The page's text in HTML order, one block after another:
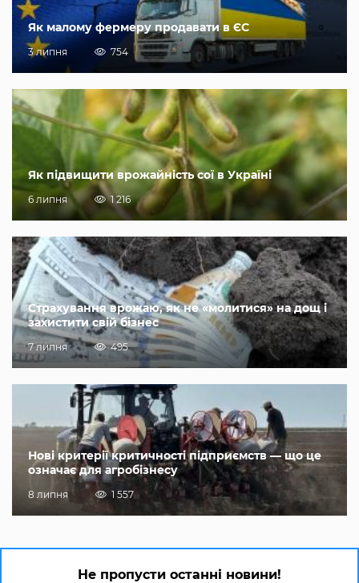
Як малому фермеру продавати в ЄС
3 липня 754
Як підвищити врожайність сої в Україні
6 липня 1 216
Страхування врожаю, як не «молитися» на дощ і
захистити свій бізнес
7 липня 495
Нові критерії критичності підприємств — що це
означає для агробізнесу
8 липня 1 557
Не пропусти останні новини!